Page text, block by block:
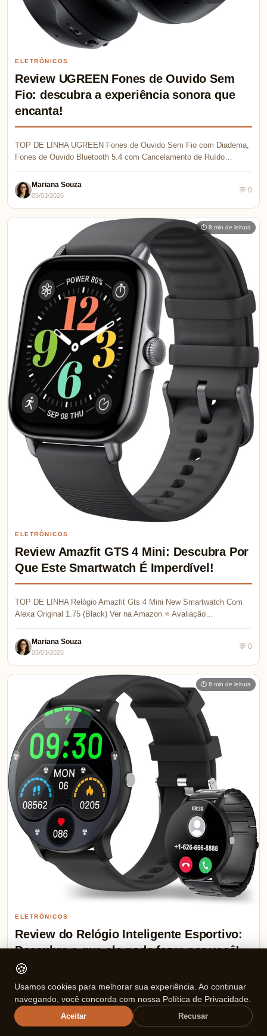
ELETRÔNICOS
Review UGREEN Fones de Ouvido Sem
Fio: descubra a experiência sonora que
encanta!
TOP DE LINHA UGREEN Fones de Ouvido Sem Fio com Diadema,
Fones de Ouvido Bluetooth 5.4 com Cancelamento de Ruído…
Mariana Souza
05/03/2026
💬 0
⏱ 8 min de leitura
ELETRÔNICOS
Review Amazfit GTS 4 Mini: Descubra Por
Que Este Smartwatch É Imperdível!
TOP DE LINHA Relógio Amazfit Gts 4 Mini New Smartwatch Com
Alexa Original 1.75 (Black) Ver na Amazon ⭐ Avaliação…
Mariana Souza
05/03/2026
💬 0
⏱ 8 min de leitura
ELETRÔNICOS
Review do Relógio Inteligente Esportivo:
Descubra o que ele pode fazer por você!
TOP DE LINHA Relogio smartwatch, Relógio Inteligente Esportivo
com Bluetooth, Resistente à Água IP67 Ver na Amazon ⭐ Avaliação
Média:…
🍪
Usamos cookies para melhorar sua experiência. Ao continuar
navegando, você concorda com nossa Política de Privacidade.
Aceitar Recusar